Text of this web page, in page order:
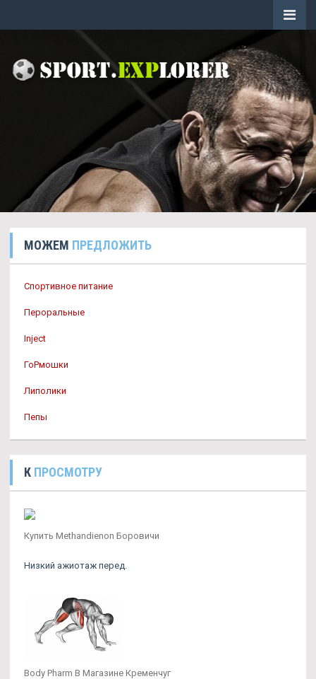
МОЖЕМ ПРЕДЛОЖИТЬ
Спортивное питание
Пероральные
Inject
ГоРмошки
Липолики
Пепы
К ПРОСМОТРУ
Купить Methandienon Боровичи
Низкий ажиотаж перед.
Body Pharm В Магазине Кременчуг